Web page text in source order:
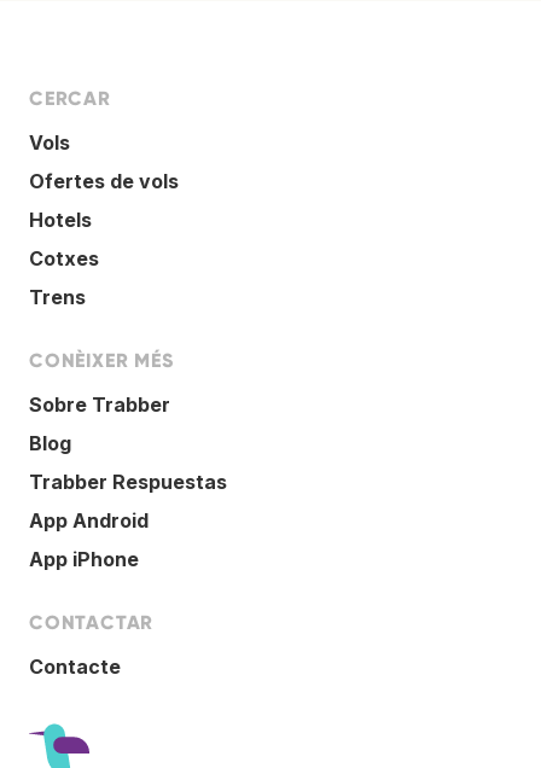
CERCAR
Vols
Ofertes de vols
Hotels
Cotxes
Trens
CONÈIXER MÉS
Sobre Trabber
Blog
Trabber Respuestas
App Android
App iPhone
CONTACTAR
Contacte